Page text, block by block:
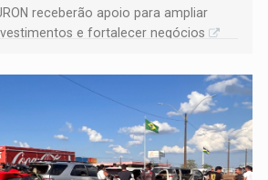
receberão apoio para ampliar
e fortalecer negócios